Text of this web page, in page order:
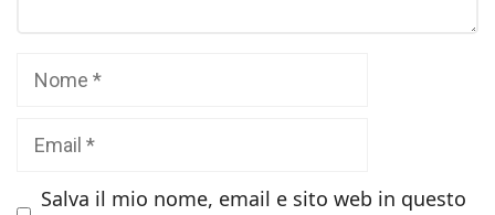
Salva il mio nome, email e sito web in questo